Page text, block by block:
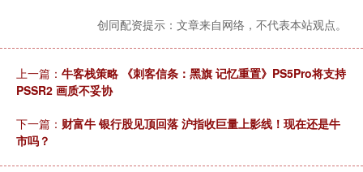
创同配资提示：文章来自网络，不代表本站观点。
上一篇： 牛客栈策略 《刺客信条：黑旗 记忆重置》PS5Pro将支持
PSSR2 画质不妥协
下一篇： 财富牛 银行股见顶回落 沪指收巨量上影线！现在还是牛
市吗？